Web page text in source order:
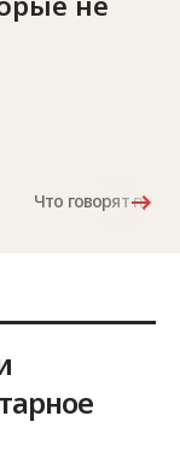
Что говорят